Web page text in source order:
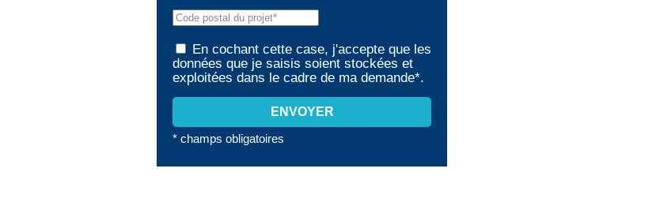
En cochant cette case, j'accepte que les
données que je saisis soient stockées et
exploitées dans le cadre de ma demande*.
* champs obligatoires